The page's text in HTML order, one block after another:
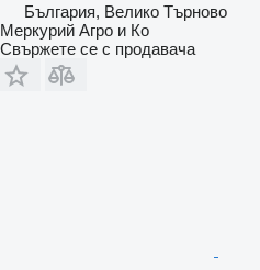
България, Велико Търново
Меркурий Агро и Ко
Свържете се с продавача